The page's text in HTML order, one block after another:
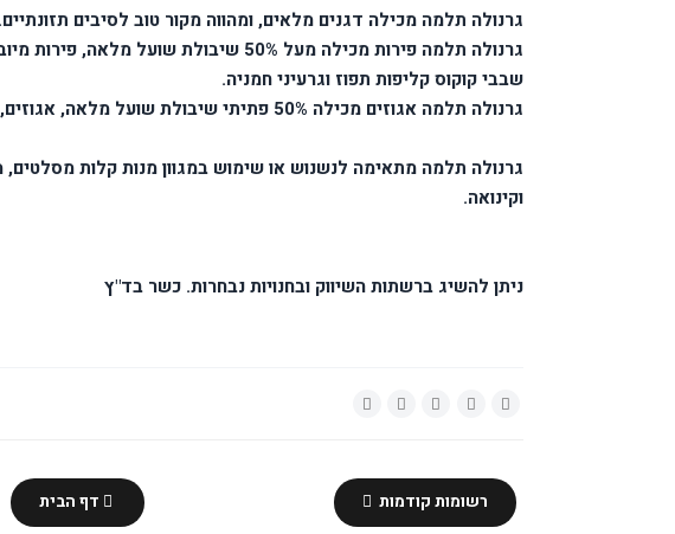
גרנולה תלמה מכילה דגנים מלאים, ומהווה מקור טוב לסיבים תזונתיים.
גרנולה תלמה פירות מכילה מעל 50%
שבבי קוקוס קליפות תפוז וגרעיני חמניה.
גרנולה תלמה אגוזים מכילה 50% פתיתי שיבולת שועל מלאה, אגוזים, קשיו, שקדים, שבבי קוקוס, שומשום וגרעיני חמניה.
גרנולה תלמה מתאימה לנשנוש או שימוש במגוון מנות קלות מסלטים,
וקינואה.
ניתן להשיג ברשתות השיווק ובחנויות נבחרות. כשר בד"ץ
רשומות קודמות דף הבית